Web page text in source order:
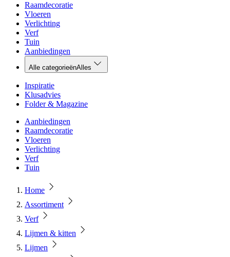
Raamdecoratie
Vloeren
Verlichting
Verf
Tuin
Aanbiedingen
Alle categorieënAlles
Inspiratie
Klusadvies
Folder & Magazine
Aanbiedingen
Raamdecoratie
Vloeren
Verlichting
Verf
Tuin
Home
Assortiment
Verf
Lijmen & kitten
Lijmen